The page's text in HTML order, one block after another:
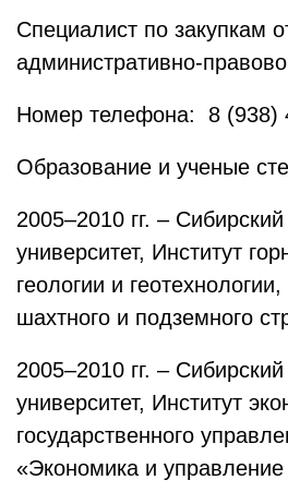
Специалист по закупкам
административно-
Номер телефона: 8 (938)
Образование и ученые
2005–2010 гг. –
университет, Институт
геологии и
шахтного и подземного
2005–2010 гг. –
университет, Институт
государственного
«Экономика и